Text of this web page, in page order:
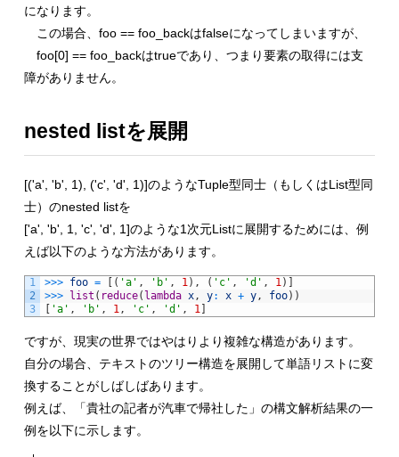
になります。
この場合、foo == foo_backはfalseになってしまいますが、
foo[0] == foo_backはtrueであり、つまり要素の取得には支
障がありません。
nested listを展開
[('a', 'b', 1), ('c', 'd', 1)]のようなTuple型同士（もしくはList型同
士）のnested listを
['a', 'b', 1, 'c', 'd', 1]のような1次元Listに展開するためには、例
えば以下のような方法があります。
1
2
3
>>> foo = ( 'a' , 'b' , 1) , ( 'c' , 'd' , 1)
>>>
list ( reduce( lambda x, y: x + y, foo) )
'a' , 'b' , 1, 'c' , 'd' , 1]
ですが、現実の世界ではやはりより複雑な構造があります。
自分の場合、テキストのツリー構造を展開して単語リストに変
換することがしばしばあります。
例えば、「貴社の記者が汽車で帰社した」の構文解析結果の一
例を以下に示します。